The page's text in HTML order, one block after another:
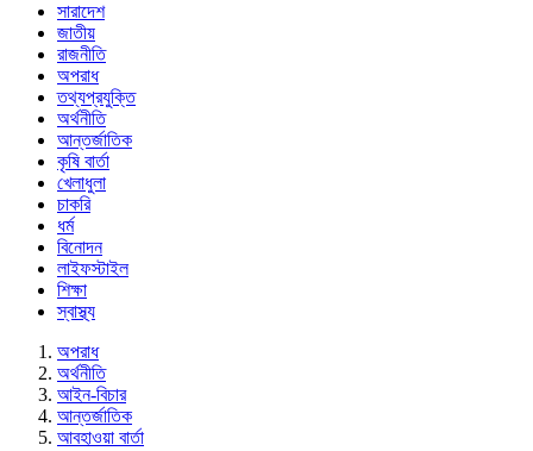
সারাদেশ
জাতীয়
রাজনীতি
অপরাধ
তথ্যপ্রযুক্তি
অর্থনীতি
আন্তর্জাতিক
কৃষি বার্তা
খেলাধুলা
চাকরি
ধর্ম
বিনোদন
লাইফস্টাইল
শিক্ষা
স্বাস্থ্য
অপরাধ
অর্থনীতি
আইন-বিচার
আন্তর্জাতিক
আবহাওয়া বার্তা